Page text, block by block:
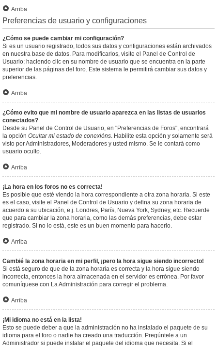
Arriba
Preferencias de usuario y configuraciones
¿Cómo se puede cambiar mi configuración?
Si es un usuario registrado, todos sus datos y configuraciones están archivados
en nuestra base de datos. Para modificarlos, visite el Panel de Control de
Usuario; haciendo clic en su nombre de usuario que se encuentra en la parte
superior de las páginas del foro. Este sistema le permitirá cambiar sus datos y
preferencias.
Arriba
¿Cómo evito que mi nombre de usuario aparezca en las listas de usuarios
conectados?
Desde su Panel de Control de Usuario, en "Preferencias de Foros", encontrará
la opción Ocultar mi estado de conexións. Habilite esta opción y solamente será
visto por Administradores, Moderadores y usted mismo. Se le contará como
usuario oculto.
Arriba
¡La hora en los foros no es correcta!
Es posible que esté viendo la hora correspondiente a otra zona horaria. Si este
es el caso, visite el Panel de Control de Usuario y defina su zona horaria de
acuerdo a su ubicación, e.j. Londres, París, Nueva York, Sydney, etc. Recuerde
que para cambiar la zona horaria, como las demás preferencias, debe estar
registrado. Si no lo está, este es un buen momento para hacerlo.
Arriba
Cambié la zona horaria en mi perfil, ¡pero la hora sigue siendo incorrecto!
Si está seguro de que de la zona horaria es correcta y la hora sigue siendo
incorrecta, entonces la hora almacenada en el servidor es errónea. Por favor
comuníquese con La Administración para corregir el problema.
Arriba
¡Mi idioma no está en la lista!
Esto se puede deber a que la administración no ha instalado el paquete de su
idioma para el foro o nadie ha creado una traducción. Pregúntele a un
Administrador si puede instalar el paquete del idioma que necesita. Si el